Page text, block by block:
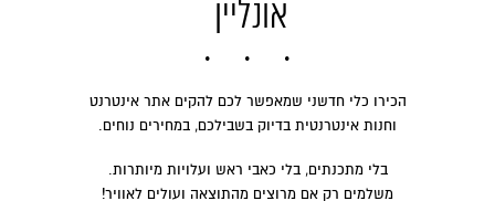
אונליין
הכירו כלי חדשני שמאפשר לכם להקים אתר אינטרנט
וחנות אינטרנטית בדיוק בשבילכם, במחירים נוחים.
בלי מתכנתים, בלי כאבי ראש ועלויות מיותרות.
משלמים רק אם מרוצים מהתוצאה ועולים לאוויר!